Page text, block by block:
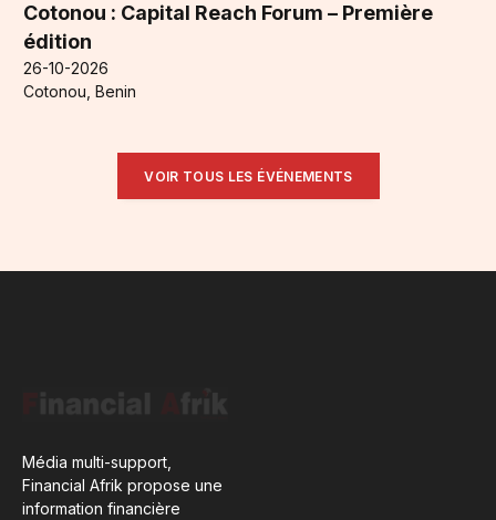
Cotonou : Capital Reach Forum – Première
édition
26-10-2026
Cotonou, Benin
VOIR TOUS LES ÉVÉNEMENTS
Média multi-support,
Financial Afrik propose une
information financière